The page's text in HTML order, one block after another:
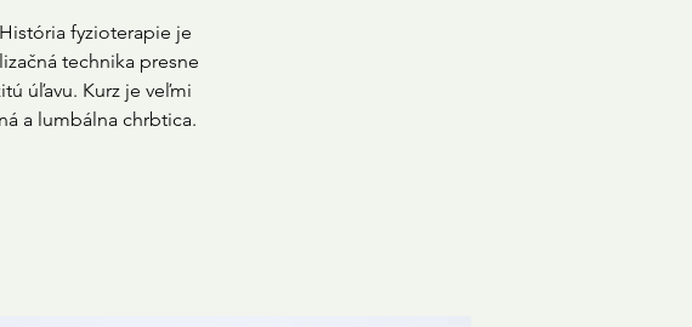
fyzioterapie je
technika presne
úľavu. Kurz je veľmi
a lumbálna chrbtica.